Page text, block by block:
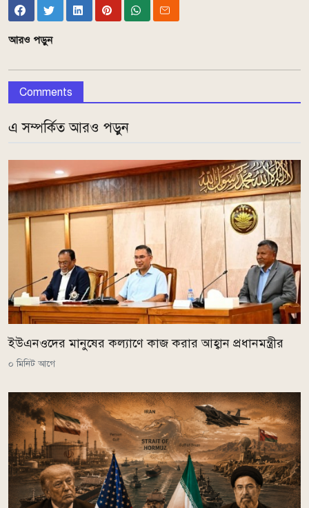
আরও পড়ুন
Comments
এ সম্পর্কিত আরও পড়ুন
ইউএনওদের মানুষের কল্যাণে কাজ করার আহ্বান প্রধানমন্ত্রীর
০ মিনিট আগে